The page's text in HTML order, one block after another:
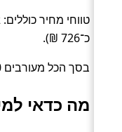
כ־726 ₪).
בסך הכל מעורבים 20 מפעילים ו־5 תחנות מוצא/יעד.
מה כדאי